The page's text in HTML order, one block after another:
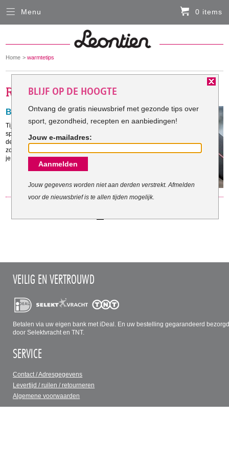
You
here:
Home warmtetips
Blijven sporten in de zomer!
Tijdens de zomermaanden is het makkelijk om je
sportprogramma tijdelijk aan de kant te gooien en om
de structuur los te laten, maar doe het niet! Bestrijd de
zomer-luiheid en ga naar buiten om fit te blijven en om
je energieker te blijven voelen.
Menu 0 items
VEILIG EN VERTROUWD
Betalen via uw eigen bank met iDeal. En uw bestelling gegarandeerd
door Selektvracht en TNT.
SERVICE
Contact / Adresgegevens
Levertijd / ruilen / retourneren
Algemene voorwaarden
Sluiten
HARDLOOPKLEDING
FIETSKLEDING
SERVICE
Inloggen
Contact- en adresgegevens
Levertijd, retourneren, ruilen
BLIJF OP DE HOOGTE
Ontvang de gratis nieuwsbrief met gezonde tips over
sport, gezondheid, recepten en aanbiedingen!
Jouw e-mailadres:
Aanmelden
Jouw gegevens worden niet aan derden verstrekt. Afmelden
voor de nieuwsbrief is te allen tijden mogelijk.